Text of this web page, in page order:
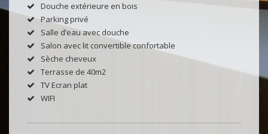
Douche extérieure en bois
Parking privé
Salle d’eau avec douche
Salon avec lit convertible confortable
Sèche cheveux
Terrasse de 40m2
TV Ecran plat
WIFI